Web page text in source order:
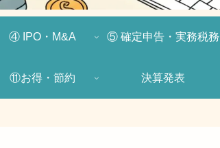
④ IPO・M&A ⑤ 確定申告・実務税務
⑪お得・節約 決算発表